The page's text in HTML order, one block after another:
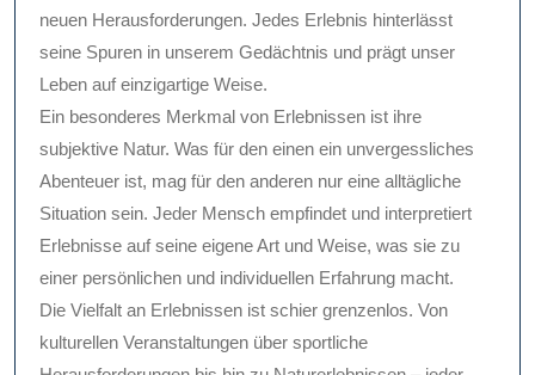
neuen Herausforderungen. Jedes Erlebnis hinterlässt
seine Spuren in unserem Gedächtnis und prägt unser
Leben auf einzigartige Weise.
Ein besonderes Merkmal von Erlebnissen ist ihre
subjektive Natur. Was für den einen ein unvergessliches
Abenteuer ist, mag für den anderen nur eine alltägliche
Situation sein. Jeder Mensch empfindet und interpretiert
Erlebnisse auf seine eigene Art und Weise, was sie zu
einer persönlichen und individuellen Erfahrung macht.
Die Vielfalt an Erlebnissen ist schier grenzenlos. Von
kulturellen Veranstaltungen über sportliche